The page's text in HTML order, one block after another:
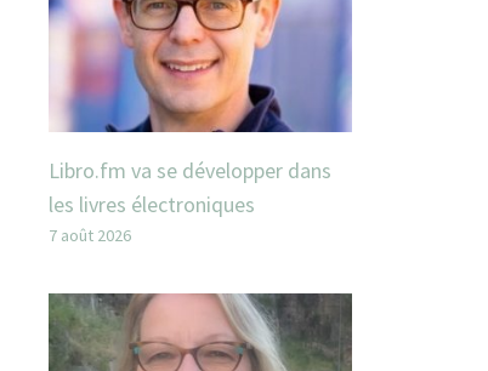
Libro.fm va se développer dans
les livres électroniques
7 août 2026